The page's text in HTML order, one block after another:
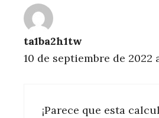
ta1ba2h1tw
10 de septiembre de 2022
¡Parece que esta